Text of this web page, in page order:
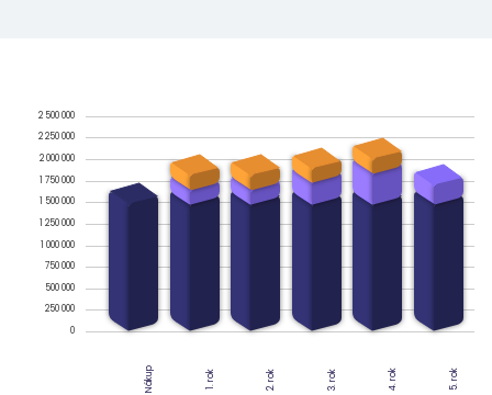
0
250 000
500 000
750 000
1 000 000
1 250 000
1 500 000
1 750 000
2 000 000
2 250 000
2 500 000
Nákup 1. rok 2. rok 3. rok 4. rok 5. rok